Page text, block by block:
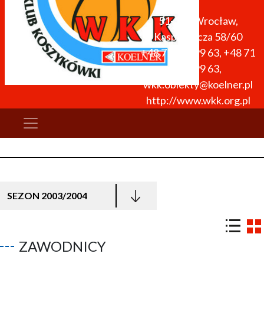
51-136 Wrocław,
Kasprowicza 58/60
+48 71 327 99 63, +48 71
327 99 63,
wkk.obiekty@koelner.pl
http://www.wkk.org.pl
SEZON 2003/2004
ZAWODNICY